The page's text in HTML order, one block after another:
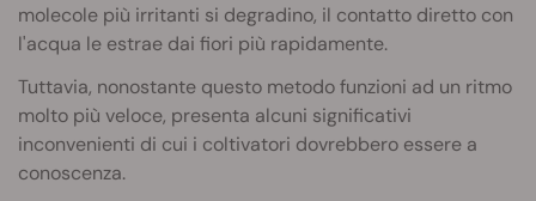
molecole più irritanti si degradino, il contatto diretto con
l'acqua le estrae dai fiori più rapidamente.
Tuttavia, nonostante questo metodo funzioni ad un ritmo
molto più veloce, presenta alcuni significativi
inconvenienti di cui i coltivatori dovrebbero essere a
conoscenza.